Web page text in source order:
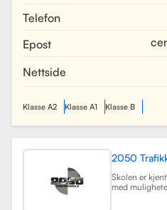
elevene best
Gjennom en
gjøre
både enkel
Telefon
Epost
Nettside
Klasse A2 Klasse A1 Klasse B
2050
Skolen er
med